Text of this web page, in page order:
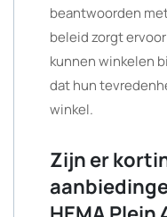
beantwoorden
beleid zorgt
kunnen winkelen
dat hun
winkel.
Zijn er